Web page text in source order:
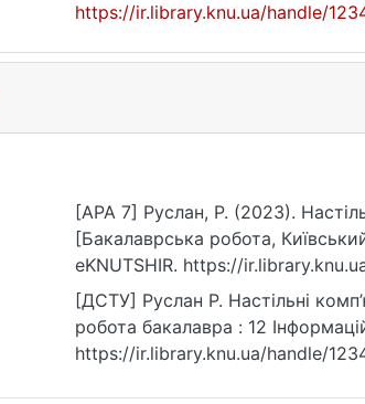
https://ir.library.knu.ua/handle/
[APA 7] Руслан, Р. (2023).
[Бакалаврська робота,
eKNUTSHIR. https://
[ДСТУ] Руслан Р. Настільні
робота бакалавра : 12
https://ir.library.knu.ua/handle/